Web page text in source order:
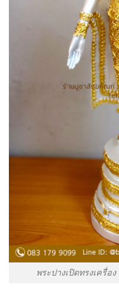
พระปางเปิดทรงเครื่อ